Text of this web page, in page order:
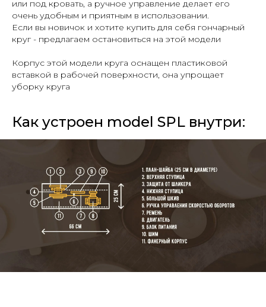
или под кровать, а ручное управление делает его
очень удобным и приятным в использовании.
Если вы новичок и хотите купить для себя гончарный
круг - предлагаем остановиться на этой модели
Корпус этой модели круга оснащен пластиковой
вставкой в рабочей поверхности, она упрощает
уборку круга
Как устроен model SPL внутри: